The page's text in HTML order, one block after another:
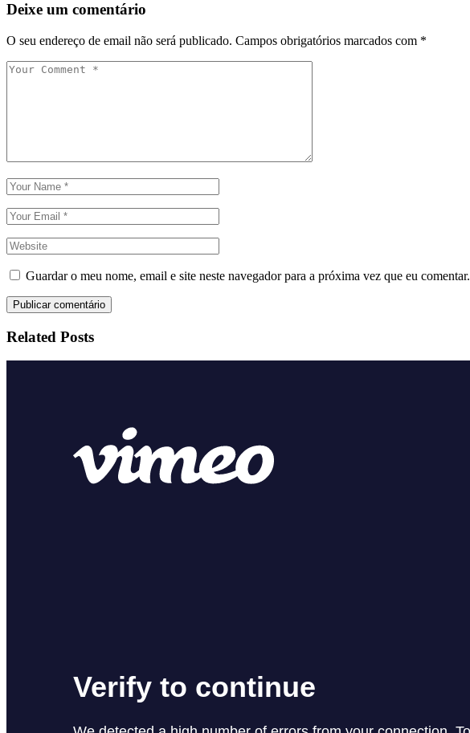
Deixe um comentário
O seu endereço de email não será publicado. Campos obrigatórios marcados com *
Guardar o meu nome, email e site neste navegador para a próxima vez que eu comentar.
Publicar comentário
Related Posts